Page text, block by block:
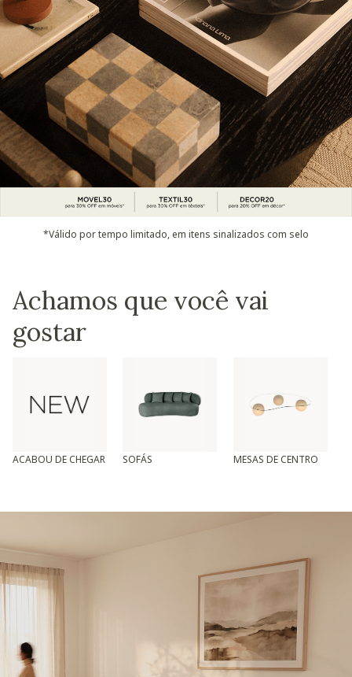
*Válido por tempo limitado, em itens sinalizados com selo
Achamos que você vai
gostar
ACABOU DE CHEGAR SOFÁS MESAS DE CENTRO